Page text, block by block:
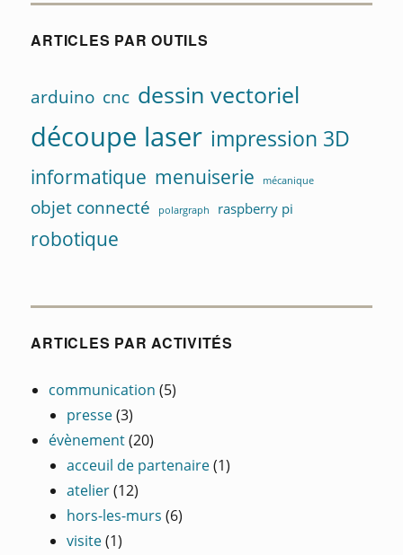
ARTICLES PAR OUTILS
arduino cnc dessin vectoriel
découpe laser impression 3D
informatique menuiserie mécanique
objet connecté polargraph raspberry pi
robotique
ARTICLES PAR ACTIVITÉS
communication (5)
presse(3)
évènement(20)
acceuil de partenaire(1)
atelier(12)
hors-les-murs (6)
visite(1)